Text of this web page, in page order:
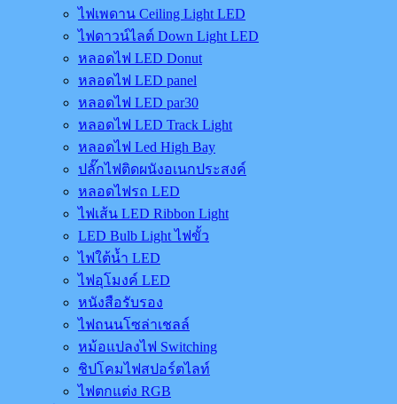
ไฟเพดาน Ceiling Light LED
ไฟดาวน์ไลต์ Down Light LED
หลอดไฟ LED Donut
หลอดไฟ LED panel
หลอดไฟ LED par30
หลอดไฟ LED Track Light
หลอดไฟ Led High Bay
ปลั๊กไฟติดผนังอเนกประสงค์
หลอดไฟรถ LED
ไฟเส้น LED Ribbon Light
LED Bulb Light ไฟขั้ว
ไฟใต้น้ำ LED
ไฟอุโมงค์ LED
หนังสือรับรอง
ไฟถนนโซล่าเชลล์
หม้อแปลงไฟ Switching
ชิปโคมไฟสปอร์ตไลท์
ไฟตกแต่ง RGB